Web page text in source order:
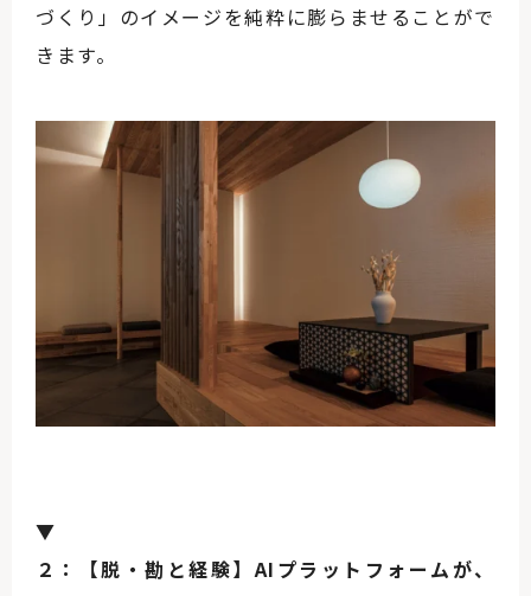
づくり」のイメージを純粋に膨らませることがで
きます。
▼
２：【脱・勘と経験】AIプラットフォームが、